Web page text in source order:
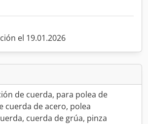
el 19.01.2026
de cuerda, para polea de
cuerda de acero, polea
cuerda de grúa, pinza